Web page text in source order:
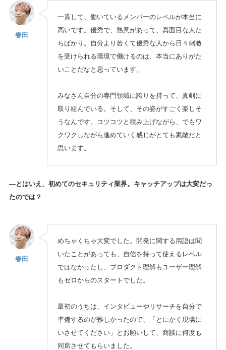
春田
一貫して、働いているメンバーのレベルが本当に
高いです。優秀で、熱意があって、真面目な人た
ちばかり。自分より若くて優秀な人から日々刺激
を受けられる環境で働けるのは、本当にありがた
いことだなと思っています。
みなさん自分の専門領域に誇りを持って、真剣に
取り組んでいる。そして、その姿がすごく楽しそ
うなんです。コツコツと積み上げながら、でもワ
クワクしながら進めていく感じがとても素敵だと
思います。
—とはいえ、初めてのセキュリティ業界。キャッチアップは大変だっ
たのでは？
春田
めちゃくちゃ大変でした。開発に関する用語は聞
いたことがあっても、自信を持って使えるレベル
ではなかったし、プロダクト理解もユーザー理解
もゼロからのスタートでした。
最初のうちは、インタビューやリサーチを自分で
準備するのが難しかったので、「とにかく現場に
いさせてください」とお願いして、商談に何度も
同席させてもらいました。